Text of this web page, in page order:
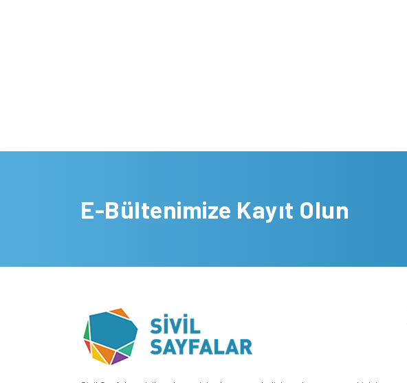
E-Bültenimize Kayıt Olun